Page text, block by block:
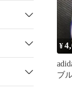
¥
ブ